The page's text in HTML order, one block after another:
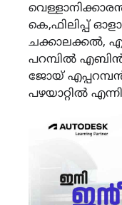
കെ,ഫിലിപ്പ്
ചക്കാലക്കൽ,
പറമ്പിൽ എബിൻ
ജോയ്
പഴയാറ്റിൽ